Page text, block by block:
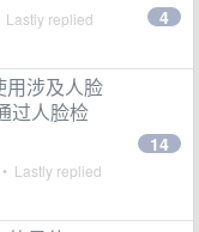
Lastly replied
4
用涉及人脸
过人脸检
• Lastly replied
14